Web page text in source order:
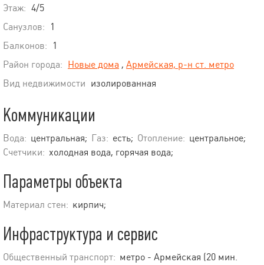
Этаж: 4/5
Санузлов:
1
Балконов:
1
Район города: Новые дома , Армейская, р-н ст. метро
Вид недвижимости изолированная
Коммуникации
Вода: центральная; Газ: есть; Отопление: центральное;
Счетчики: холодная вода, горячая вода;
Параметры объекта
Материал стен: кирпич;
Инфраструктура и сервис
Общественный транспорт: метро - Армейская (20 мин.